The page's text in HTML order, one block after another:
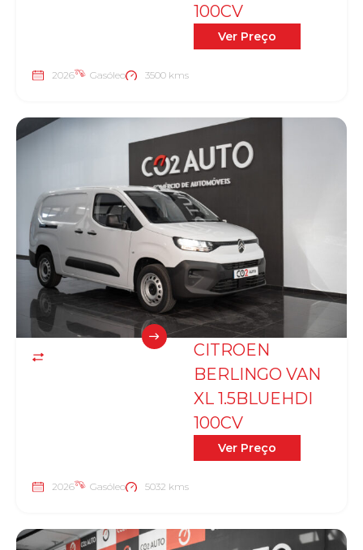
100CV
Ver Preço
2026 Gasóleo 3500 kms
CITROEN
BERLINGO VAN
XL 1.5BLUEHDI
100CV
Ver Preço
2026 Gasóleo 5032 kms